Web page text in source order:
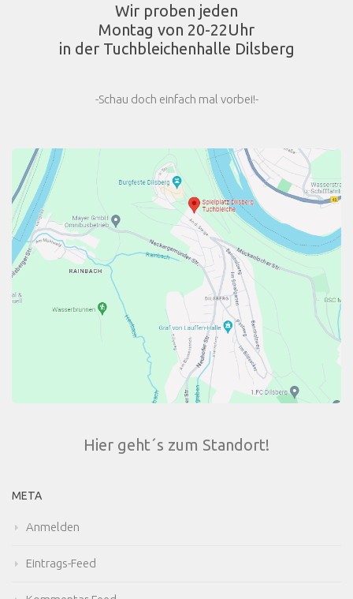
Wir proben jeden
Montag von 20-22Uhr
in der Tuchbleichenhalle Dilsberg
-Schau doch einfach mal vorbei!-
Hier geht´s zum Standort!
META
Anmelden
Eintrags-Feed